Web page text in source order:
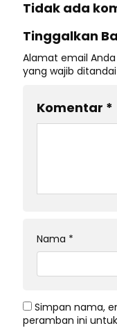
Tidak ada
Tinggalkan
Alamat email
yang wajib ditandai
Komentar *
Nama *
Simpan nama,
peramban ini